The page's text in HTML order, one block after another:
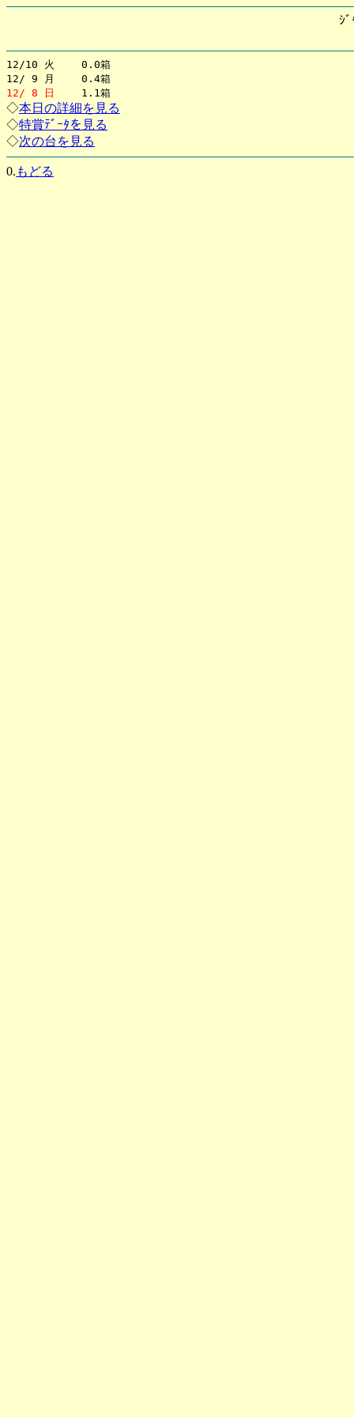
ｼ
12/10 火 0.0箱
12/ 9 月 0.4箱
12/ 8 日
1.1箱
◇本日の詳細を見る
◇特賞ﾃﾞｰﾀを見る
◇次の台を見る
0. もどる